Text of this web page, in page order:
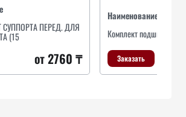
ПЕРЕД. ДЛЯ
(15
от 2760 ₸
Наименование
Комплект подшипника
Заказать